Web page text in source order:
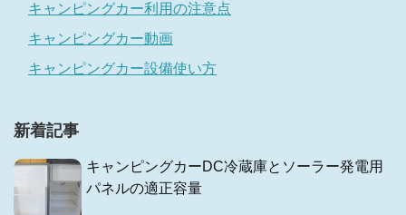
キャンピングカー利用の注意点
キャンピングカー動画
キャンピングカー設備使い方
新着記事
キャンピングカーDC冷蔵庫とソーラー発電用
パネルの適正容量